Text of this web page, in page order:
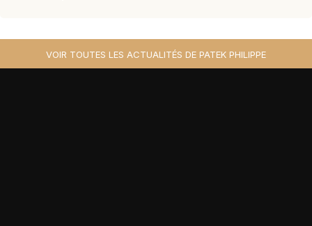
VOIR TOUTES LES ACTUALITÉS DE PATEK PHILIPPE